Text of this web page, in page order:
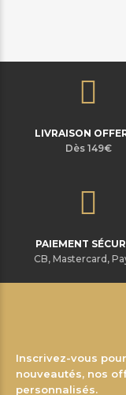
LIVRAISON
Dès 149€
PAIEMENT
CB, Mastercard,
Inscrivez-vous
nouveautés, nos
personnalisés.